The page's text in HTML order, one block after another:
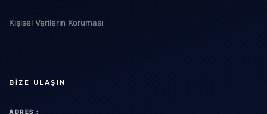
Kişisel Verilerin Koruması
BIZE ULAŞIN
ADRES :